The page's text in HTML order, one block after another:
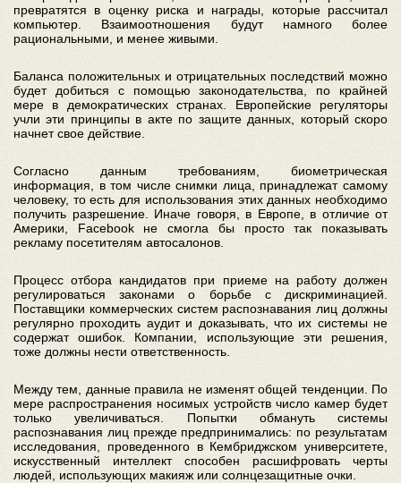
превратятся в оценку риска и награды, которые рассчитал
компьютер. Взаимоотношения будут намного более
рациональными, и менее живыми.
Баланса положительных и отрицательных последствий можно
будет добиться с помощью законодательства, по крайней
мере в демократических странах. Европейские регуляторы
учли эти принципы в акте по защите данных, который скоро
начнет свое действие.
Согласно данным требованиям, биометрическая
информация, в том числе снимки лица, принадлежат самому
человеку, то есть для использования этих данных необходимо
получить разрешение. Иначе говоря, в Европе, в отличие от
Америки, Facebook не смогла бы просто так показывать
рекламу посетителям автосалонов.
Процесс отбора кандидатов при приеме на работу должен
регулироваться законами о борьбе с дискриминацией.
Поставщики коммерческих систем распознавания лиц должны
регулярно проходить аудит и доказывать, что их системы не
содержат ошибок. Компании, использующие эти решения,
тоже должны нести ответственность.
Между тем, данные правила не изменят общей тенденции. По
мере распространения носимых устройств число камер будет
только увеличиваться. Попытки обмануть системы
распознавания лиц прежде предпринимались: по результатам
исследования, проведенного в Кембриджском университете,
искусственный интеллект способен расшифровать черты
людей, использующих макияж или солнцезащитные очки.